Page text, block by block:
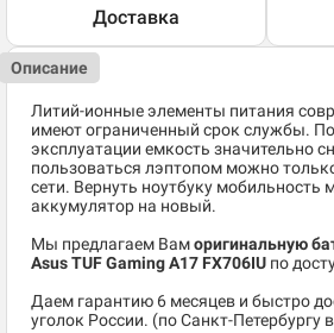
Доставка
Описание
Литий-ионные элементы питания
имеют ограниченный срок службы.
эксплуатации емкость значительно
пользоваться лэптопом можно
сети. Вернуть ноутбуку мобильность
аккумулятор на новый.
Мы предлагаем Ваморигинальную
Asus TUF Gaming A17 FX706IU по
Даем гарантию 6 месяцев и быстро
уголок России. (по Санкт-Петербургу